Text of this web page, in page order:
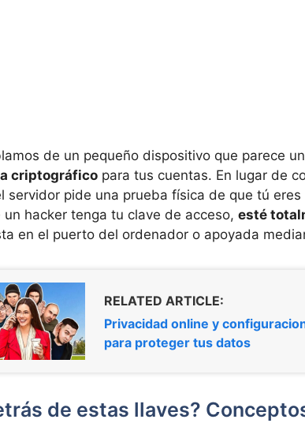
de un pequeño dispositivo que parece
criptográfico para tus cuentas. En lugar de
servidor pide una prueba física de que tú eres
un hacker tenga tu clave de acceso, esté
en el puerto del ordenador o apoyada
RELATED ARTICLE:
Privacidad online y
para proteger tus datos
de estas llaves?